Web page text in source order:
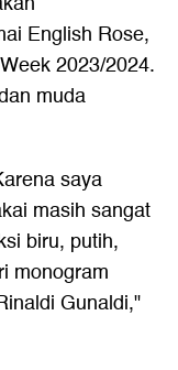
English Rose,
2023/2024.
muda
saya
masih sangat
biru, putih,
monogram
Gunaldi,"